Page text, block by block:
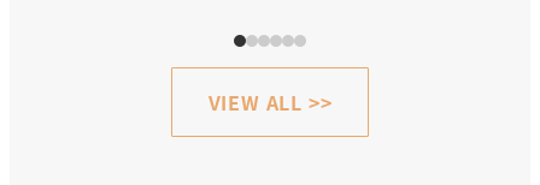
VIEW ALL >>